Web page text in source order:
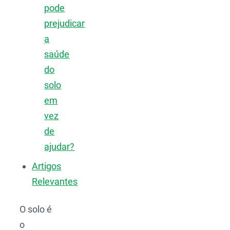
pode
prejudicar
a
saúde
do
solo
em
vez
de
ajudar?
Artigos
Relevantes
O solo é
o